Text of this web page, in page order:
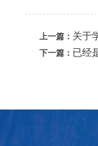
上一篇： 关于
下一篇： 已经